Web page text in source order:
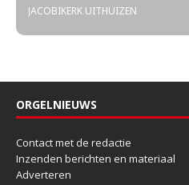
JACOBIKERK UITHUIZEN
ORGELNIEUWS
Contact met de redactie
Inzenden berichten en materiaal
Adverteren